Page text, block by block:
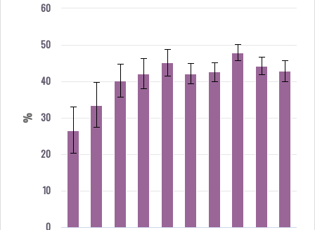
%
0
10
20
30
40
50
60